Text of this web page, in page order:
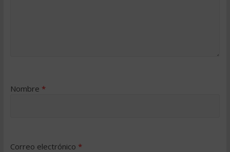
Nombre *
Correo electrónico *